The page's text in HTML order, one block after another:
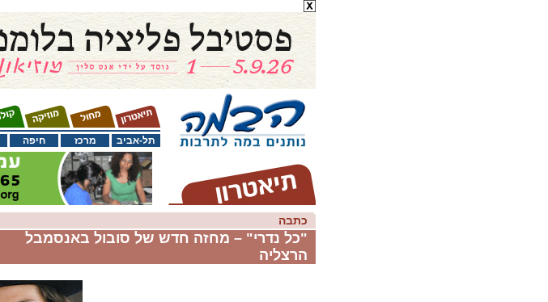
חיפה מרכז תל-אביב
כתבה
"כל נדרי" – מחזה חדש של סובול באנסמבל
הרצליה